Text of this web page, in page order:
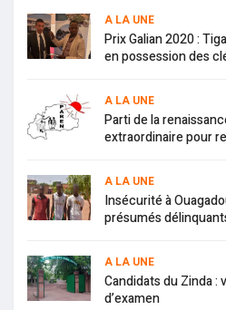
A LA UNE
Prix Galian 2020 :
en possession des
A LA UNE
Parti de la
extraordinaire pour
A LA UNE
Insécurité à
présumés
A LA UNE
Candidats du Zinda
d’examen